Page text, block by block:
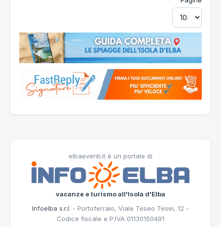
elbaeventi.it è un portale di
vacanze e turismo all'Isola d'Elba
Infoelba s.r.l. - Portoferraio, Viale Teseo Tesei, 12 -
Codice fiscale e P.IVA 01130150491